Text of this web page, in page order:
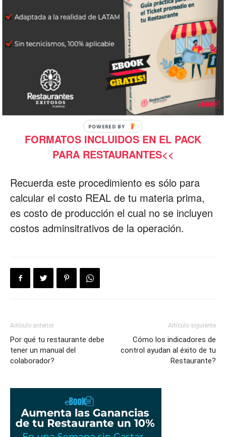
Es importante que te apoyes en formatos de
fácil manejo independientemente que tengas
un sistema punto de venta es preferente que
esta operación se realice como un
procedimiento aparte…
>>CLICK AQUI PARA DESCARGAR ESTE Y
OTROS
FORMATOS INCLUIDOS EN EL PACK
PARA RESTAURANTES<<
Recuerda este procedimiento es sólo para
calcular el costo REAL de tu materia prima,
es costo de producción el cual no se incluyen
costos adminsitrativos de la operación.
Artículo anterior
Por qué tu restaurante debe
tener un manual del
colaborador?
Artículo siguiente
Cómo los indicadores de
control ayudan al éxito de tu
Restaurante?